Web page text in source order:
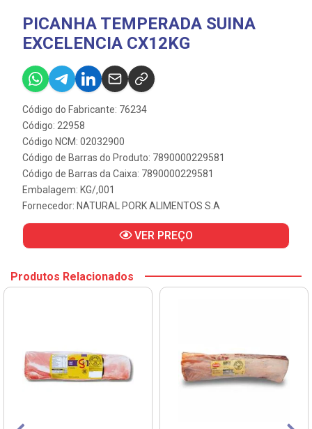
PICANHA TEMPERADA SUINA
EXCELENCIA CX12KG
Código do Fabricante: 76234
Código: 22958
Código NCM: 02032900
Código de Barras do Produto: 7890000229581
Código de Barras da Caixa: 7890000229581
Embalagem: KG/,001
Fornecedor: NATURAL PORK ALIMENTOS S.A
VER PREÇO
Produtos Relacionados